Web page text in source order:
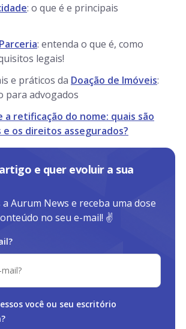
: o que é e principais
: entenda o que é, como
legais!
e práticos da Doação de Imóveis:
para advogados
a retificação do nome: quais são
e os direitos assegurados?
e quer evoluir a sua
Aurum News e receba uma dose
no seu e-mail! ✌️
você ou seu escritório